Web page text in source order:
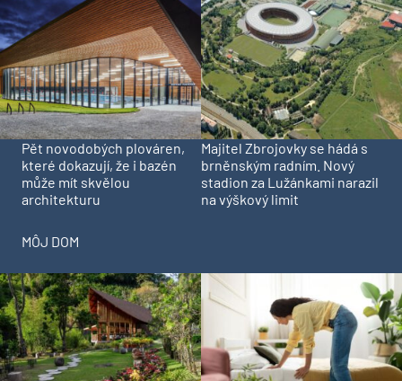
Pět novodobých plováren,
které dokazují, že i bazén
může mít skvělou
architekturu
Majitel Zbrojovky se hádá s
brněnským radním. Nový
stadion za Lužánkami narazil
na výškový limit
MÔJ DOM